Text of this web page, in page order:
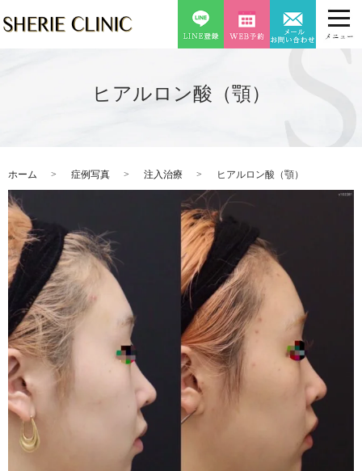
ヒアルロン酸（顎）
ホーム 症例写真 注入治療 ヒアルロン酸（顎）